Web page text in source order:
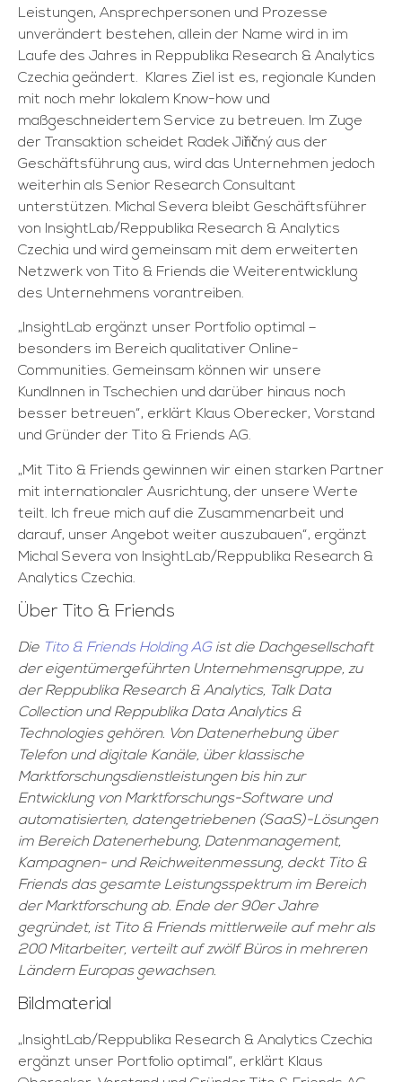
Leistungen, Ansprechpersonen und Prozesse
unverändert bestehen, allein der Name wird in im
Laufe des Jahres in Reppublika Research & Analytics
Czechia geändert. Klares Ziel ist es, regionale Kunden
mit noch mehr lokalem Know-how und
maßgeschneidertem Service zu betreuen. Im Zuge
der Transaktion scheidet Radek Jiřičný aus der
Geschäftsführung aus, wird das Unternehmen jedoch
weiterhin als Senior Research Consultant
unterstützen. Michal Severa bleibt Geschäftsführer
von InsightLab/Reppublika Research & Analytics
Czechia und wird gemeinsam mit dem erweiterten
Netzwerk von Tito & Friends die Weiterentwicklung
des Unternehmens vorantreiben.
„InsightLab ergänzt unser Portfolio optimal –
besonders im Bereich qualitativer Online-
Communities. Gemeinsam können wir unsere
KundInnen in Tschechien und darüber hinaus noch
besser betreuen“, erklärt Klaus Oberecker, Vorstand
und Gründer der Tito & Friends AG.
„Mit Tito & Friends gewinnen wir einen starken Partner
mit internationaler Ausrichtung, der unsere Werte
teilt. Ich freue mich auf die Zusammenarbeit und
darauf, unser Angebot weiter auszubauen“, ergänzt
Michal Severa von InsightLab/Reppublika Research &
Analytics Czechia.
Über Tito & Friends
Die Tito & Friends Holding AGist die Dachgesellschaft
der eigentümergeführten Unternehmensgruppe, zu
der Reppublika Research & Analytics, Talk Data
Collection und Reppublika Data Analytics &
Technologies gehören. Von Datenerhebung über
Telefon und digitale Kanäle, über klassische
Marktforschungsdienstleistungen bis hin zur
Entwicklung von Marktforschungs-Software und
automatisierten, datengetriebenen (SaaS)-Lösungen
im Bereich Datenerhebung, Datenmanagement,
Kampagnen- und Reichweitenmessung, deckt Tito &
Friends das gesamte Leistungsspektrum im Bereich
der Marktforschung ab. Ende der 90er Jahre
gegründet, ist Tito & Friends mittlerweile auf mehr als
200 Mitarbeiter, verteilt auf zwölf Büros in mehreren
Ländern Europas gewachsen.
Bildmaterial
„InsightLab/Reppublika Research & Analytics Czechia
ergänzt unser Portfolio optimal“, erklärt Klaus